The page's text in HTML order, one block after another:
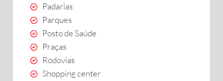
Padarias
Parques
Posto de Saúde
Praças
Rodovias
Shopping center